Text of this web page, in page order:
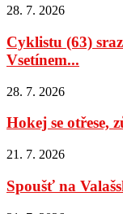
28. 7. 2026
Cyklistu (63)
Vsetínem...
28. 7. 2026
Hokej se otřese,
21. 7. 2026
Spoušť na